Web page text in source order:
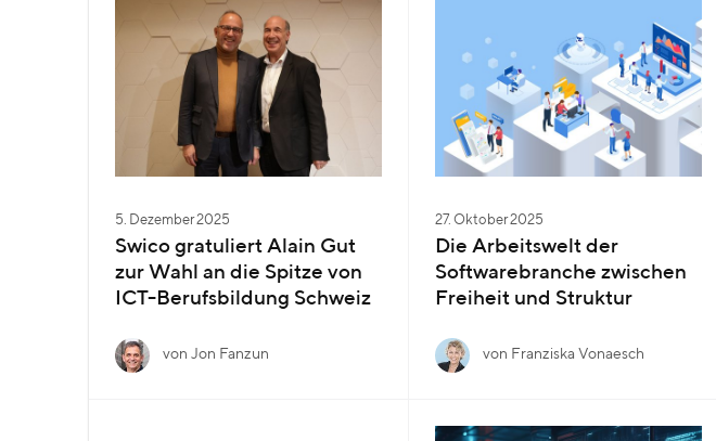
5. Dezember 2025
Swico gratuliert Alain Gut
zur Wahl an die Spitze von
ICT-Berufsbildung Schweiz
von Jon Fanzun
27. Oktober 2025
Die Arbeitswelt der
Softwarebranche zwischen
Freiheit und Struktur
von Franziska Vonaesch